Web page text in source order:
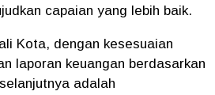
capaian yang lebih baik.
Kota, dengan kesesuaian
laporan keuangan berdasarkan
adalah